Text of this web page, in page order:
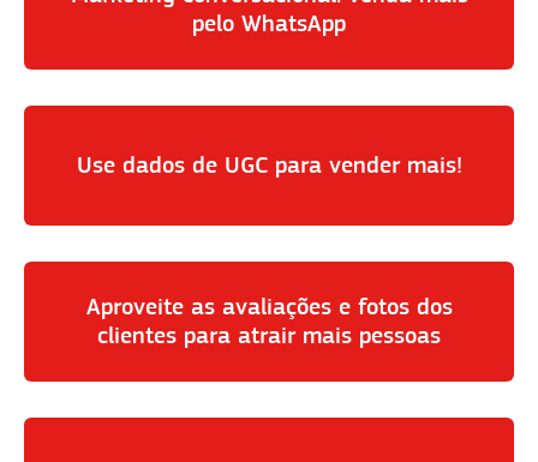
pelo WhatsApp
Use dados de UGC para vender mais!
Aproveite as avaliações e fotos dos
clientes para atrair mais pessoas